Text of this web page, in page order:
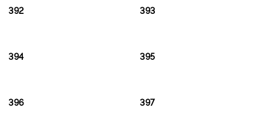
392 393
394 395
396 397